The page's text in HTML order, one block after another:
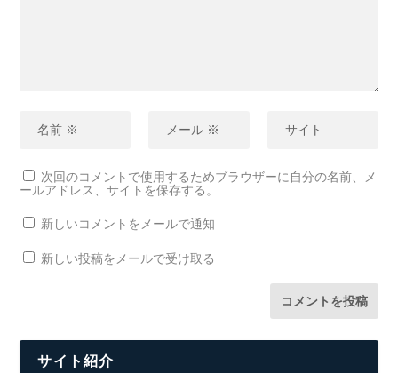
次回のコメントで使用するためブラウザーに自分の名前、メ
ールアドレス、サイトを保存する。
新しいコメントをメールで通知
新しい投稿をメールで受け取る
サイト紹介